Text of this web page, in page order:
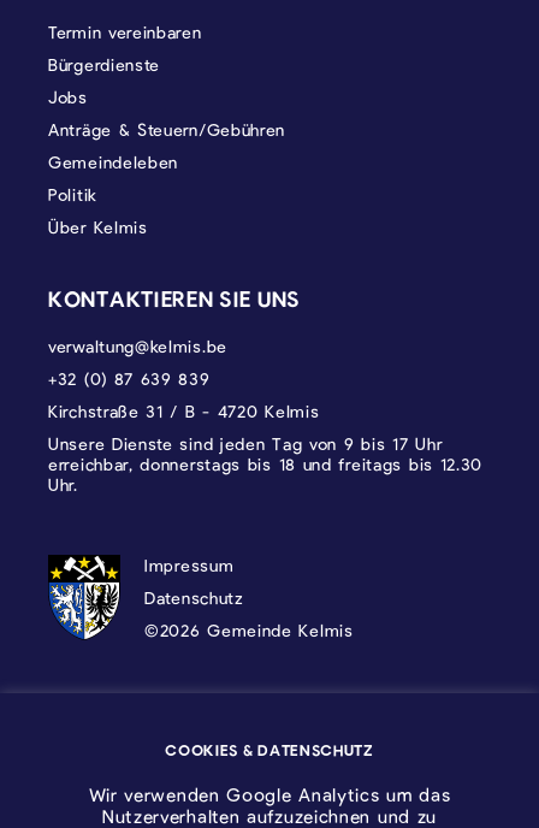
Termin vereinbaren
Bürgerdienste
Jobs
Anträge & Steuern/Gebühren
Gemeindeleben
Politik
Über Kelmis
KONTAKTIEREN SIE UNS
verwaltung@kelmis.be
+32 (0) 87 639 839
Kirchstraße 31 / B - 4720 Kelmis
Unsere Dienste sind jeden Tag von 9 bis 17 Uhr
erreichbar, donnerstags bis 18 und freitags bis 12.30
Uhr.
DATENSCHUTZ, IMPRESSUM UND
Impressum
Datenschutz
©2026 Gemeinde Kelmis
COOKIES & DATENSCHUTZ
Wir verwenden Google Analytics um das
Nutzerverhalten aufzuzeichnen und zu